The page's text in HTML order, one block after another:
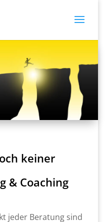
keiner
& Coaching
jeder Beratung sind